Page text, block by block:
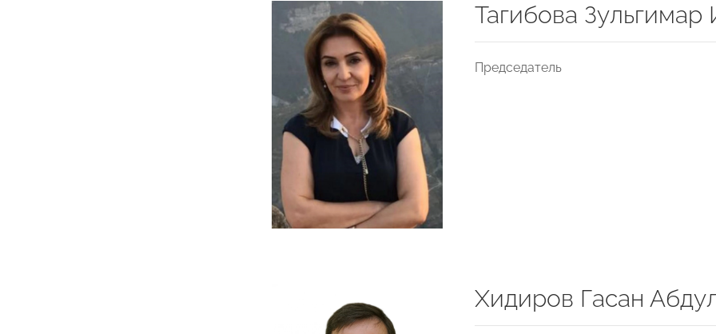
Тагибова
Председатель
Хидиров Гасан